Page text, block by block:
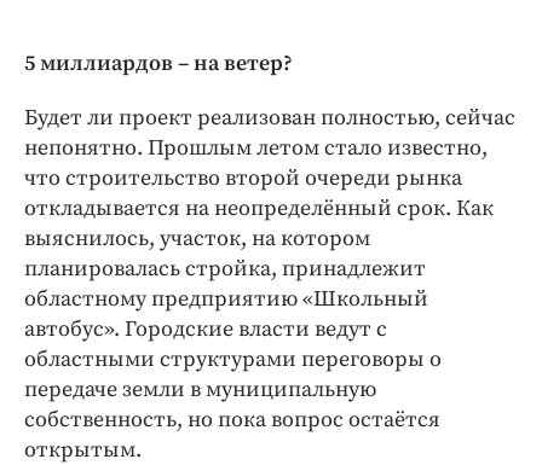
5 миллиардов – на ветер?
Будет ли проект реализован полностью, сейчас
непонятно. Прошлым летом стало известно,
что строительство второй очереди рынка
откладывается на неопределённый срок. Как
выяснилось, участок, на котором
планировалась стройка, принадлежит
областному предприятию «Школьный
автобус». Городские власти ведут с
областными структурами переговоры о
передаче земли в муниципальную
собственность, но пока вопрос остаётся
открытым.